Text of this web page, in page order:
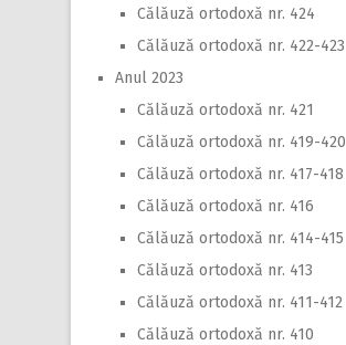
Călăuză ortodoxă nr. 424
Călăuză ortodoxă nr. 422-423
Anul 2023
Călăuză ortodoxă nr. 421
Călăuză ortodoxă nr. 419-420
Călăuză ortodoxă nr. 417-418
Călăuză ortodoxă nr. 416
Călăuză ortodoxă nr. 414-415
Călăuză ortodoxă nr. 413
Călăuză ortodoxă nr. 411-412
Călăuză ortodoxă nr. 410